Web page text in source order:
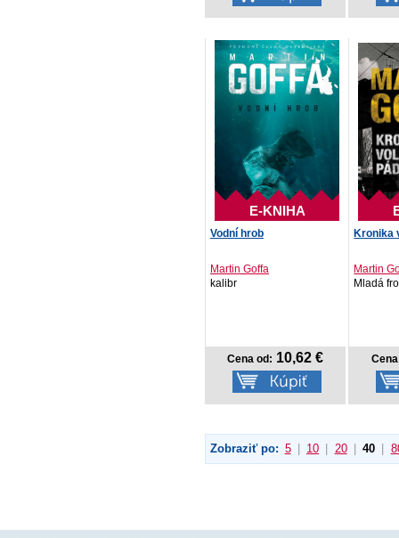
E-KNIHA
Vodní hrob
Martin Goffa
kalibr
Cena od: 10,62 €
Kronika
Martin
Mladá
Zobraziť po: 5 10 20 40